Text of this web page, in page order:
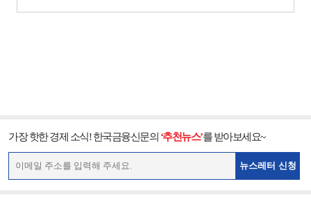
가장 핫한 경제 소식! 한국금융신문의 ‘추천뉴스’를 받아보세요~
뉴스레터 신청